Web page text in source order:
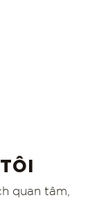
quan tâm,